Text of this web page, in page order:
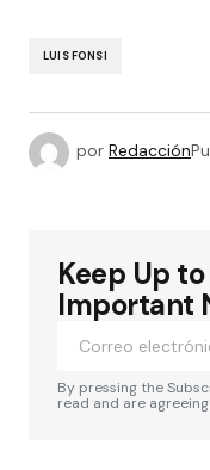
LUIS FONSI
por Redacción
Keep Up
Important
By pressing the
read and are